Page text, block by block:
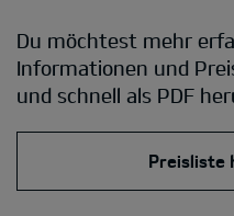
Du möchtest mehr
Informationen und
und schnell als PDF
Preisliste